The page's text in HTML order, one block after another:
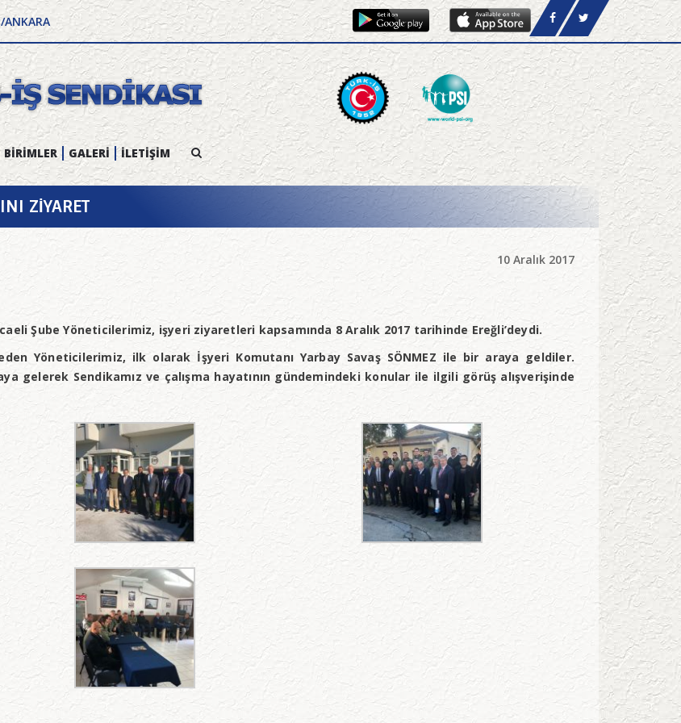
BİRİMLER GALERİ İLETİŞİM
ZİYARET
10 Aralık 2017
Şube Yöneticilerimiz, işyeri ziyaretleri kapsamında 8 Aralık 2017 tarihinde Ereğli’deydi.
eden Yöneticilerimiz, ilk olarak İşyeri Komutanı Yarbay Savaş SÖNMEZ ile bir araya geldiler.
gelerek Sendikamız ve çalışma hayatının gündemindeki konular ile ilgili görüş alışverişinde